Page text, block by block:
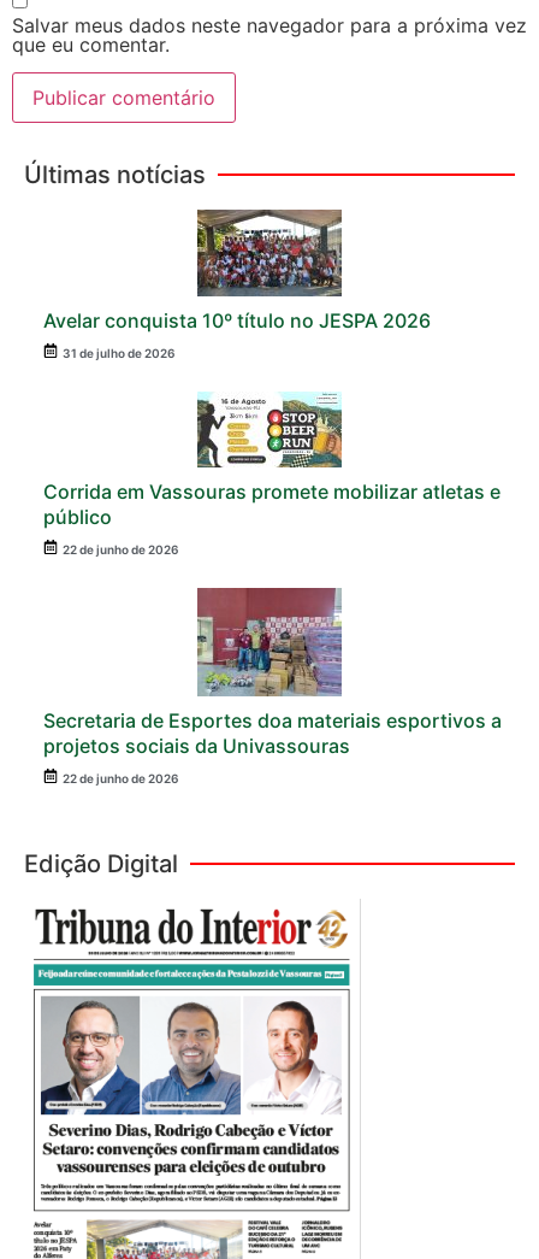
Salvar meus dados neste navegador para a próxima vez
que eu comentar.
Últimas notícias
Avelar conquista 10º título no JESPA 2026
31 de julho de 2026
Corrida em Vassouras promete mobilizar atletas e
público
22 de junho de 2026
Secretaria de Esportes doa materiais esportivos a
projetos sociais da Univassouras
22 de junho de 2026
Edição Digital